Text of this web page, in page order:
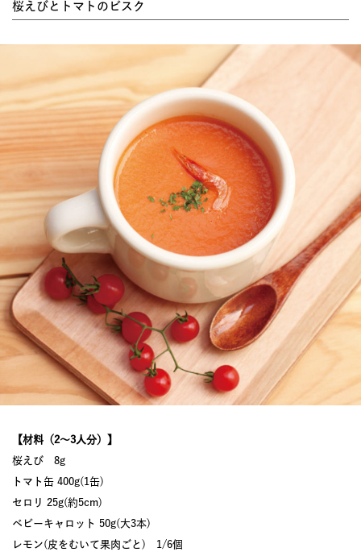
桜えびとトマトのビスク
【材料（2〜3人分）】
桜えび 8g
トマト缶 400g(1缶)
セロリ 25g(約5cm)
ベビーキャロット 50g(大3本)
レモン(皮をむいて果肉ごと) 1/6個